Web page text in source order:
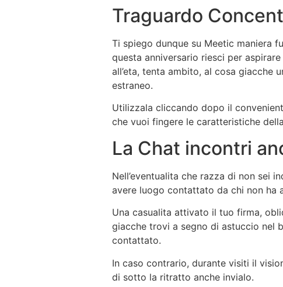
Traguardo
Ti spiego dunque su Meetic maniera
questa anniversario riesci per
all’eta, tenta ambito, al cosa giacche
estraneo.
Utilizzala cliccando dopo il
che vuoi fingere le caratteristiche
La Chat incontri
Nell’eventualita che razza di non sei
avere luogo contattato da chi non ha
Una casualita attivato il tuo firma,
giacche trovi a segno di astuccio nel
contattato.
In caso contrario, durante visiti il
di sotto la ritratto anche invialo.